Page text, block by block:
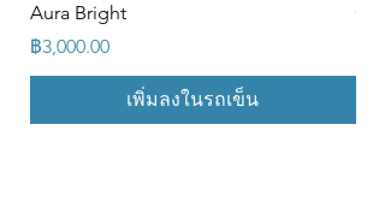
Aura Bright
ราคา
฿3,000.00
เพิ่มลงในรถเข็น